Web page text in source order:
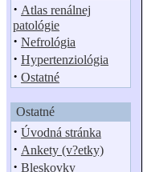
· Atlas renálnej
patológie
· Nefrológia
· Hypertenziológia
· Ostatné
Ostatné
· Úvodná stránka
· Ankety (v?etky)
· Bleskovky